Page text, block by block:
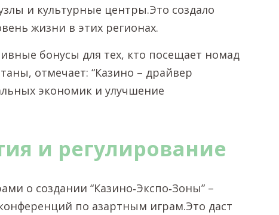
и культурные центры.Это создало
жизни в этих регионах.
бонусы для тех, кто посещает номад
отмечает: “Казино – драйвер
экономик и улучшение
и регулирование
о создании “Казино‑Экспо‑Зоны” –
по азартным играм.Это даст